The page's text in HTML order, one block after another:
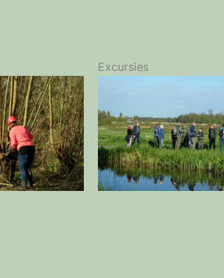
Excursies